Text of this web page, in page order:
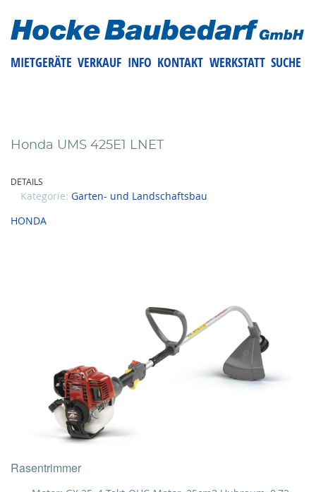
MIETGERÄTE VERKAUF INFO KONTAKT WERKSTATT SUCHE
Honda UMS 425E1 LNET
DETAILS
Kategorie: Garten- und Landschaftsbau
HONDA
Rasentrimmer